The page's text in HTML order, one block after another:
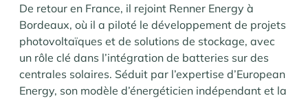
De retour en France, il rejoint Renner Energy à
Bordeaux, où il a piloté le développement de projets
photovoltaïques et de solutions de stockage, avec
un rôle clé dans l’intégration de batteries sur des
centrales solaires. Séduit par l’expertise d’European
Energy, son modèle d’énergéticien indépendant et la